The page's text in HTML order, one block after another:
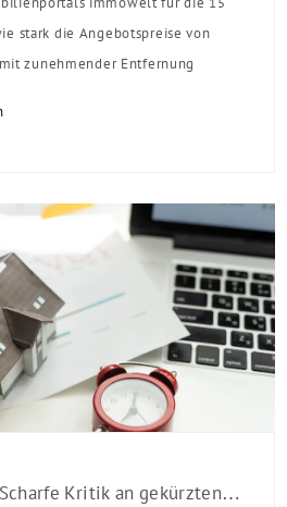
stark die Angebotspreise von
zunehmender Entfernung
BEG-Reform 2026: Scharfe Kritik an gekürzten Sanierungsförderungen